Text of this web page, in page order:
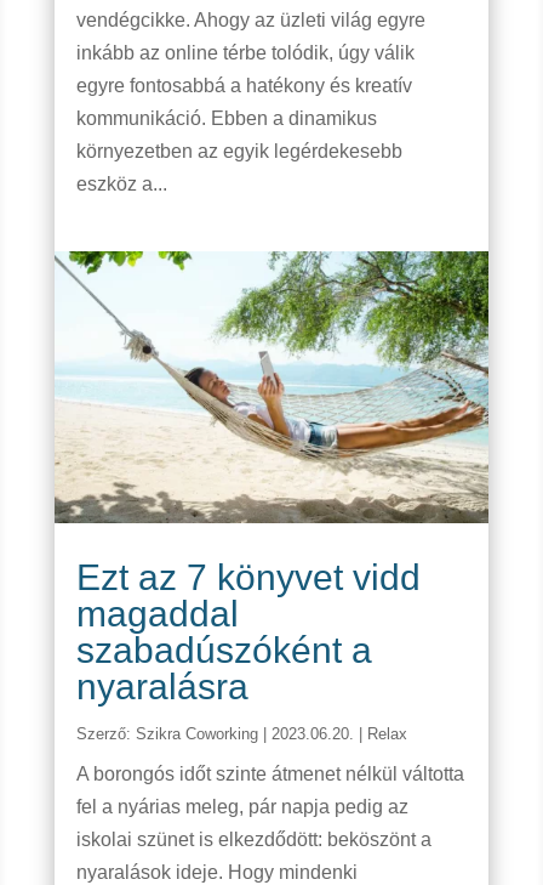
vendégcikke. Ahogy az üzleti világ egyre
inkább az online térbe tolódik, úgy válik
egyre fontosabbá a hatékony és kreatív
kommunikáció. Ebben a dinamikus
környezetben az egyik legérdekesebb
eszköz a...
Ezt az 7 könyvet vidd
magaddal
szabadúszóként a
nyaralásra
Szerző: Szikra Coworking| 2023.06.20. Relax
A borongós időt szinte átmenet nélkül váltotta
fel a nyárias meleg, pár napja pedig az
iskolai szünet is elkezdődött: beköszönt a
nyaralások ideje. Hogy mindenki